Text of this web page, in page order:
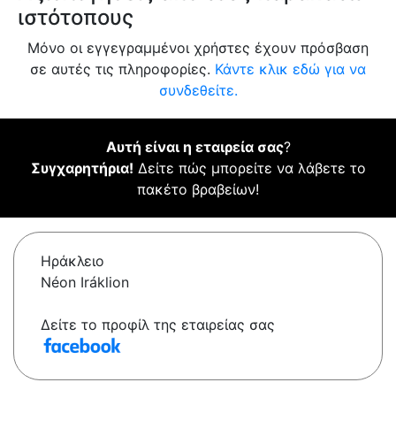
ιστότοπους
Μόνο οι εγγεγραμμένοι χρήστες έχουν πρόσβαση
σε αυτές τις πληροφορίες. Κάντε κλικ εδώ για να
συνδεθείτε.
Αυτή είναι η εταιρεία σας?
Συγχαρητήρια! Δείτε πώς μπορείτε να λάβετε το
πακέτο βραβείων!
Ηράκλειο
Néon Iráklion
Δείτε το προφίλ της εταιρείας σας